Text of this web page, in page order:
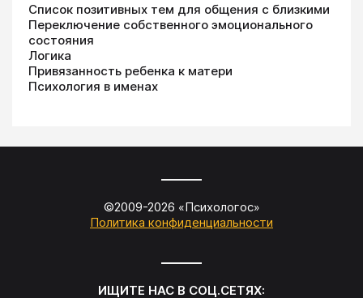
Список позитивных тем для общения с близкими
Переключение собственного эмоционального
состояния
Логика
Привязанность ребенка к матери
Психология в именах
©2009-2026 «Психологос»
Политика конфиденциальности
ИЩИТЕ НАС В СОЦ.СЕТЯХ: